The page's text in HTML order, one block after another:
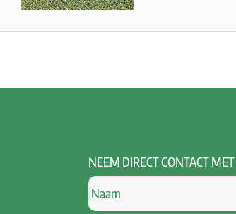
NEEM DIRECT CONTACT